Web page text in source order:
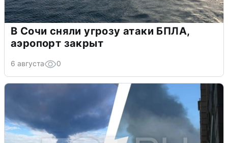
В Сочи сняли угрозу атаки БПЛА,
аэропорт закрыт
6 августа 0